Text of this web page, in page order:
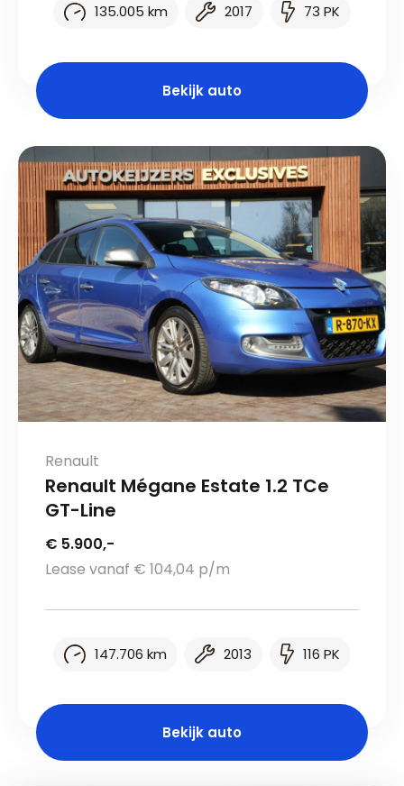
135.005 km 2017 73 PK
Bekijk auto
Renault
Renault Mégane Estate 1.2 TCe
GT-Line
€ 5.900,-
Lease vanaf € 104,04 p/m
147.706 km 2013 116 PK
Bekijk auto